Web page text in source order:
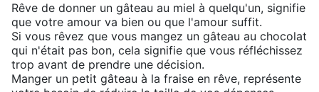
Rêve de donner un gâteau au miel à quelqu'un, signifie
que votre amour va bien ou que l'amour suffit.
Si vous rêvez que vous mangez un gâteau au chocolat
qui n'était pas bon, cela signifie que vous réfléchissez
trop avant de prendre une décision.
Manger un petit gâteau à la fraise en rêve, représente